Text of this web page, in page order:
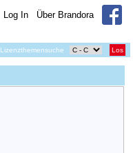
Log In Über Brandora
Lizenzthemensuche Los